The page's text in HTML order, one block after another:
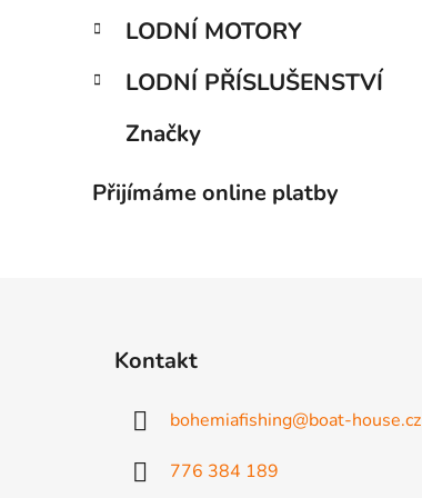
LODNÍ MOTORY
LODNÍ PŘÍSLUŠENSTVÍ
Značky
Přijímáme online platby
Kontakt
bohemiafishing@boat-house.cz
776 384 189